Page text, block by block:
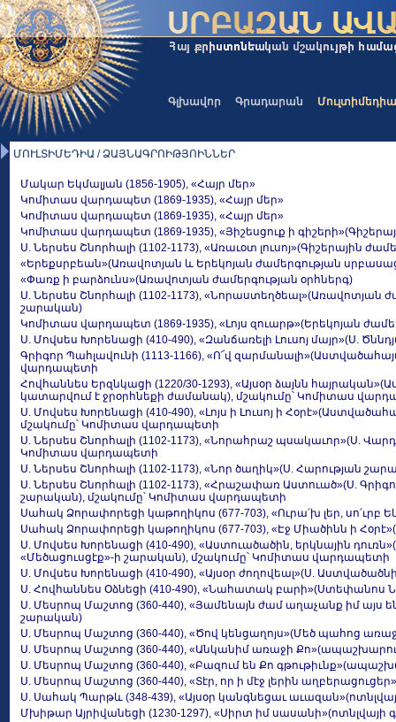
Գլխավոր Գրադարան Մուլտիմեդիա
ՄՈՒԼՏԻՄԵԴԻԱ / ՁԱՅՆԱԳՐՈԻԹՅՈԻՆՆԵՐ
Մակար Եկմալյան (1856-1905), «Հայր մեր»
Կոմիտաս վարդապետ (1869-1935), «Հայր մեր»
Կոմիտաս վարդապետ (1869-1935), «Հայր մեր»
Կոմիտաս վարդապետ (1869-1935), «Յիշեսցուք ի
Ս. Ներսես Շնորհալի (1102-1173), «Առաւօտ լուսոյ»(Գիշերային
«Երեքսրբեան»(Առավոտյան և Երեկոյան ժամերգության
«Փառք ի բարձունս»(Առավոտյան ժամերգության օրհներգ)
Ս. Ներսես Շնորհալի (1102-1173), «Նորաստեղծեալ»(Առավոտյան
շարական)
Կոմիտաս վարդապետ (1869-1935), «Լոյս զուարթ»(Երեկոյան
Ս. Մովսես Խորենացի (410-490), «Զանճառելի Լուսոյ մայր»(Ս.
Գրիգոր Պահլավունի (1113-1166), «Ո՜վ
վարդապետի
Հովհաննես Երզնկացի (1220/30-1293), «Այսօր ձայնն
կատարվում է ջրօրհնեքի ժամանակ), մշակումը՝ Կոմիտաս
Ս. Մովսես Խորենացի (410-490), «Լոյս ի Լուսոյ ի
մշակումը՝ Կոմիտաս վարդապետի
Ս. Ներսես Շնորհալի (1102-1173), «Նորահրաշ պսակաւոր»(Ս.
Կոմիտաս վարդապետի
Ս. Ներսես Շնորհալի (1102-1173), «Նոր ծաղիկ»(Ս. Հարության
Ս. Ներսես Շնորհալի (1102-1173), «Հրաշափառ Աստուած»(Ս.
շարական), մշակումը՝ Կոմիտաս վարդապետի
Սահակ Ձորափորեցի կաթողիկոս (677-703), «Ուրա՛խ լեր,
Սահակ Ձորափորեցի կաթողիկոս (677-703), «Էջ Միածինն ի
Ս. Մովսես Խորենացի (410-490), «Աստուածածին, երկնային
«Մեծացուսցէք»-ի շարական), մշակումը՝ Կոմիտաս վարդապետի
Ս. Մովսես Խորենացի (410-490), «Այսօր ժողովեալ»(Ս.
Ս. Հովհաննես Օձնեցի (410-490), «Նահատակ
Ս. Մեսրոպ Մաշտոց (360-440), «Յամենայն ժամ աղաչանք իմ
շարական)
Ս. Մեսրոպ Մաշտոց (360-440), «Ծով կենցաղոյս»(Մեծ պահոց
Ս. Մեսրոպ Մաշտոց (360-440), «Անկանիմ առաջի
Ս. Մեսրոպ Մաշտոց (360-440), «Բազում են Քո
Ս. Մեսրոպ Մաշտոց (360-440), «Տէր, որ ի մէջ լերին
Ս. Սահակ Պարթև (348-439), «Այսօր կանգնեցաւ
Մխիթար Այրիվանեցի (1230-1297), «Սիրտ իմ սասանի»(ոտնլվայի